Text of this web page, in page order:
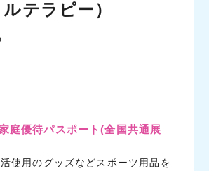
テラピー）
庭優待パスポート(全国共通展
使用のグッズなどスポーツ用品を